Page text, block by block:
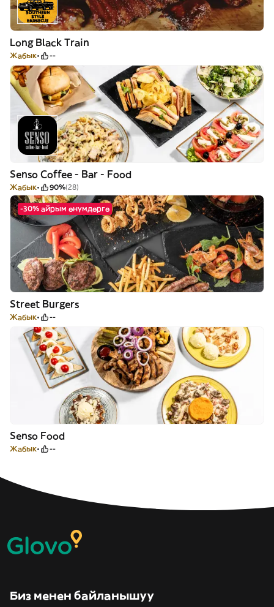
Long Black Train
Жабык --
Senso Coffee - Bar - Food
Жабык 90%(28)
-30% айрым өнүмдөргө
Street Burgers
Жабык --
Senso Food
Жабык --
Биз менен байланышуу